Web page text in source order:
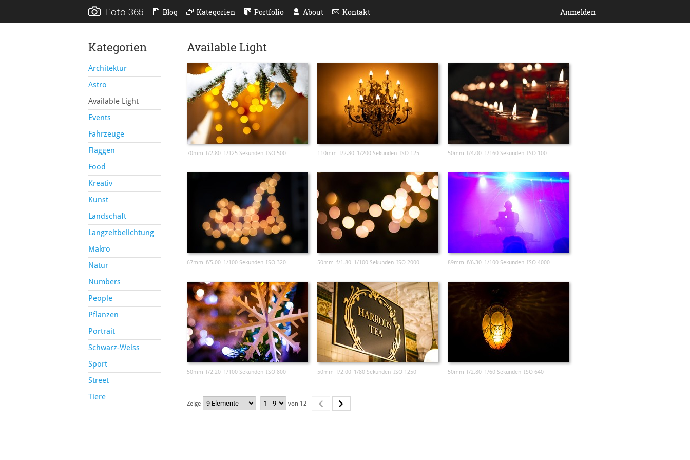
Foto 365 Blog Kategorien Portfolio About Kontakt Anmelden
Kategorien
Architektur
Astro
Available Light
Events
Fahrzeuge
Flaggen
Food
Kreativ
Kunst
Landschaft
Langzeitbelichtung
Makro
Natur
Numbers
People
Pflanzen
Portrait
Schwarz-Weiss
Sport
Street
Tiere
Available Light
70mm f/2.80 1/125 Sekunden ISO 500 110mm f/2.80 1/200 Sekunden ISO 125 50mm f/4.00 1/160 Sekunden ISO 100
67mm f/5.00 1/100 Sekunden ISO 320 50mm f/1.80 1/100 Sekunden ISO 2000 89mm f/6.30 1/100 Sekunden ISO 4000
50mm f/2.20 1/100 Sekunden ISO 800 50mm f/2.00 1/80 Sekunden ISO 1250 50mm f/2.80 1/60 Sekunden ISO 640
Zeige von 12